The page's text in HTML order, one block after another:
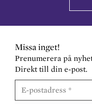
Missa inget!
Prenumerera på
Direkt till din e-post.